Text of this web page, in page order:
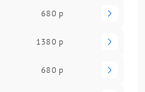
680 р
1380 р
680 р